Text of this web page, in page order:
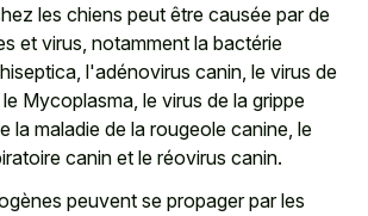
les chiens peut être causée par de
et virus, notamment la bactérie
l'adénovirus canin, le virus de
Mycoplasma, le virus de la grippe
la maladie de la rougeole canine, le
canin et le réovirus canin.
peuvent se propager par les